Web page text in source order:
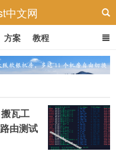
中文网
方案 教程
瓦工
由测试